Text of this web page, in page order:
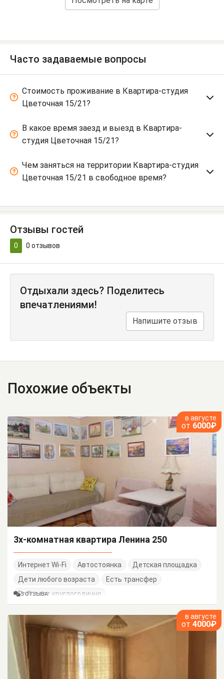
Часто задаваемые вопросы
Стоимость проживание в Квартира-студия
Цветочная 15/21?
В какое время заезд и выезд в Квартира-
студия Цветочная 15/21?
Чем заняться на территории Квартира-студия
Цветочная 15/21 в свободное время?
Отзывы гостей
0 0 отзывов
Отдыхали здесь? Поделитесь
впечатлениями!
Напишите отзыв
Похожие объекты
в августе
от 6000₽
3х-комнатная квартира Ленина 250
Интернет Wi-Fi Автостоянка
Детская площадка
Дети любого возраста
Есть трансфер
Работает круглогодично
3 ОТЗЫВА
в августе
от 4000₽